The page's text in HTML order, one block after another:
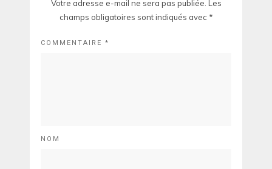
Votre adresse e-mail ne sera pas publiée. Les
champs obligatoires sont indiqués avec *
COMMENTAIRE *
NOM